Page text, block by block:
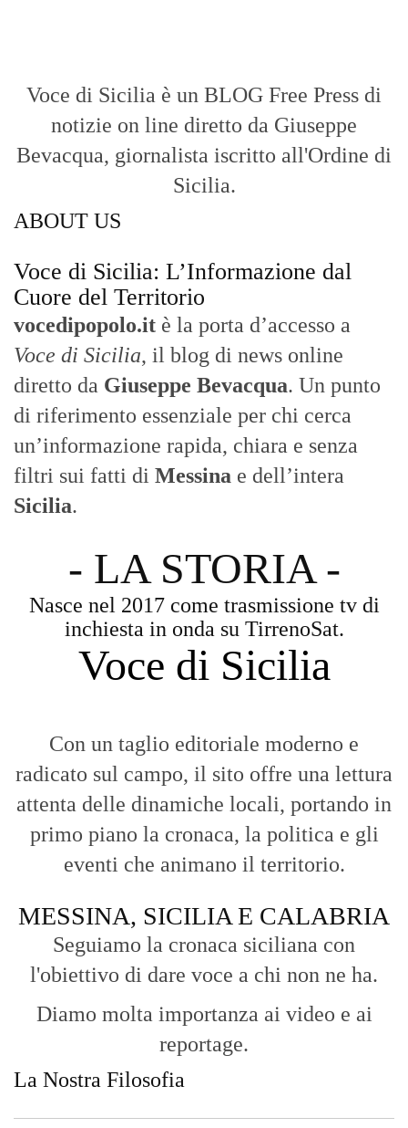
Voce di Sicilia è un BLOG Free Press di
notizie on line diretto da Giuseppe
Bevacqua, giornalista iscritto all'Ordine di
Sicilia.
ABOUT US
Voce di Sicilia: L’Informazione dal
Cuore del Territorio
vocedipopolo.it è la porta d’accesso a
Voce di Sicilia, il blog di news online
diretto da Giuseppe Bevacqua. Un punto
di riferimento essenziale per chi cerca
un’informazione rapida, chiara e senza
filtri sui fatti di Messina e dell’intera
Sicilia.
- LA STORIA -
Nasce nel 2017 come trasmissione tv di
inchiesta in onda su TirrenoSat.
Voce di Sicilia
Con un taglio editoriale moderno e
radicato sul campo, il sito offre una lettura
attenta delle dinamiche locali, portando in
primo piano la cronaca, la politica e gli
eventi che animano il territorio.
MESSINA, SICILIA E CALABRIA
Seguiamo la cronaca siciliana con
l'obiettivo di dare voce a chi non ne ha.
Diamo molta importanza ai video e ai
reportage.
La Nostra Filosofia